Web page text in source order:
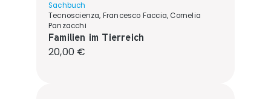
Sachbuch
Tecnoscienza, Francesco Faccia, Cornelia
Panzacchi
Familien im Tierreich
Regulärer Preis:
20,00 €